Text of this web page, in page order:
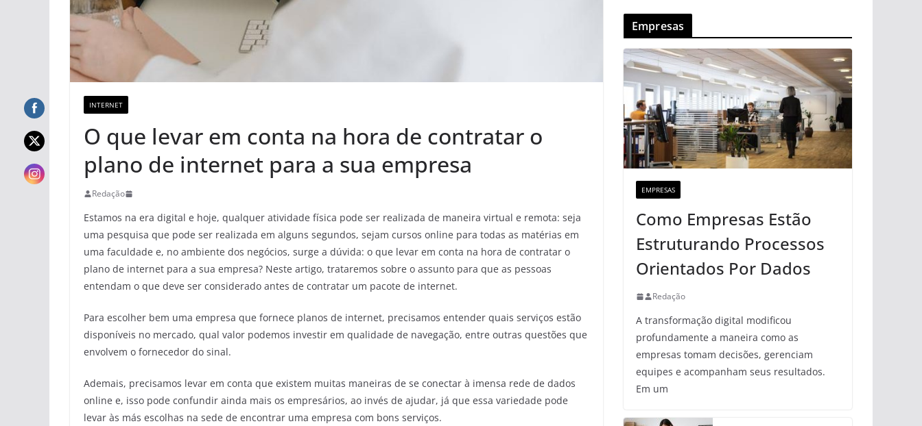
INTERNET
O que levar em conta na hora de contratar o
plano de internet para a sua empresa
Redação
Estamos na era digital e hoje, qualquer atividade física pode ser realizada de maneira virtual e remota: seja
uma pesquisa que pode ser realizada em alguns segundos, sejam cursos online para todas as matérias em
uma faculdade e, no ambiente dos negócios, surge a dúvida: o que levar em conta na hora de contratar o
plano de internet para a sua empresa? Neste artigo, trataremos sobre o assunto para que as pessoas
entendam o que deve ser considerado antes de contratar um pacote de internet.
Para escolher bem uma empresa que fornece planos de internet, precisamos entender quais serviços estão
disponíveis no mercado, qual valor podemos investir em qualidade de navegação, entre outras questões que
envolvem o fornecedor do sinal.
Ademais, precisamos levar em conta que existem muitas maneiras de se conectar à imensa rede de dados
online e, isso pode confundir ainda mais os empresários, ao invés de ajudar, já que essa variedade pode
levar às más escolhas na sede de encontrar uma empresa com bons serviços.
Empresas
EMPRESAS
Como Empresas Estão
Estruturando Processos
Orientados Por Dados
Redação
A transformação digital modificou
profundamente a maneira como as
empresas tomam decisões, gerenciam
equipes e acompanham seus resultados.
Em um